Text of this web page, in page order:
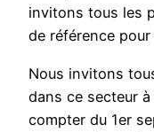
invitons tous les
de référence
Nous invitons
dans ce secteur
compter du 1er